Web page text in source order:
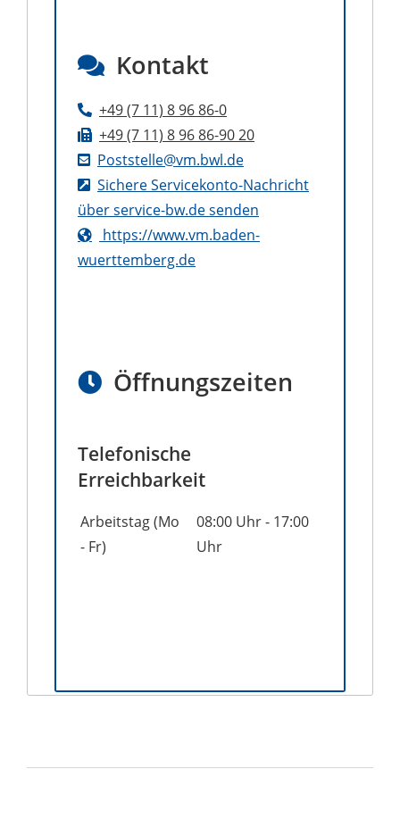
Kontakt
+49 (7 11) 89686-0
+49 (7 11) 89686-9020
Poststelle@vm.bwl.de
Sichere Servicekonto-Nachricht
über service-bw.de senden
https://www.vm.baden-
wuerttemberg.de
Öffnungszeiten
Telefonische
Erreichbarkeit
Arbeitstag (Mo
- Fr)
08:00 Uhr- 17:00
Uhr